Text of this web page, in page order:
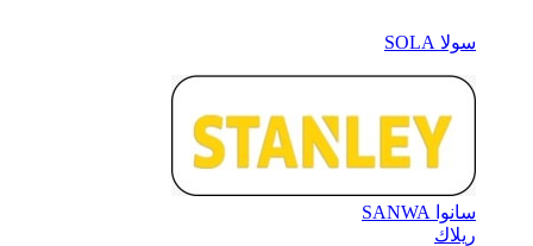
سولا SOLA
سانوا SANWA
ريلاك